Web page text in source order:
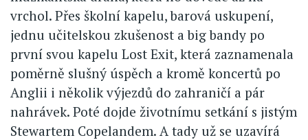
vrchol. Přes školní kapelu, barová uskupení,
jednu učitelskou zkušenost a big bandy po
první svou kapelu Lost Exit, která zaznamenala
poměrně slušný úspěch a kromě koncertů po
Anglii i několik výjezdů do zahraničí a pár
nahrávek. Poté dojde životnímu setkání s jistým
Stewartem Copelandem. A tady už se uzavírá